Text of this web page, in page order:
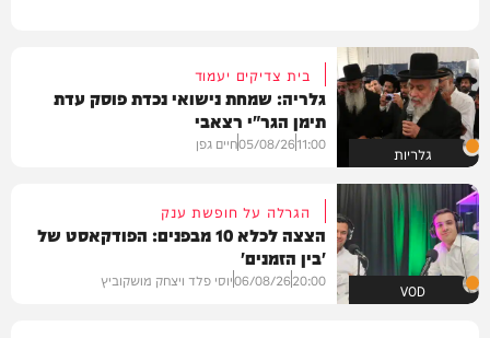
גלריות
בית צדיקים יעמוד
גלריה: שמחת נישואי נכדת פוסק עדת
תימן הגר"י רצאבי
11:00
05/08/26חיים גפן
VOD
הגרלה על חופשת ענק
הצצה לכלא 10 מבפנים: הפודקאסט של
'בין הזמנים'
20:00
06/08/26יוסי פלד ויצחק מושקוביץ